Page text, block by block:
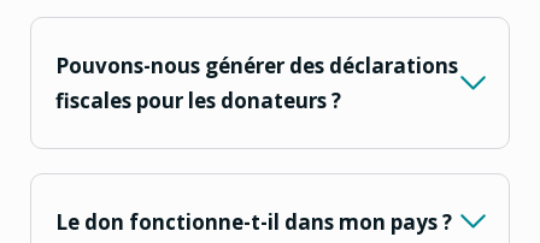
Pouvons-nous générer des déclarations
fiscales pour les donateurs ?
Le don fonctionne-t-il dans mon pays ?